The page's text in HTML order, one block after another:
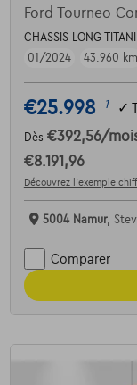
Ford Tourneo
CHASSIS LONG
01/2024
43.960 km
€25.998 1 ✓
Dès €392,56/
€8.191,96
Découvrez l’exemple
5004 Namur,
Comparer